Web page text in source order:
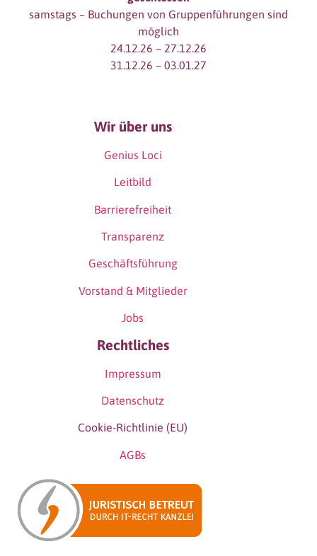
samstags – Buchungen von Gruppenführungen sind
möglich
24.12.26 – 27.12.26
31.12.26 – 03.01.27
Wir über uns
Genius Loci
Leitbild
Barrierefreiheit
Transparenz
Geschäftsführung
Vorstand & Mitglieder
Jobs
Rechtliches
Impressum
Datenschutz
Cookie-Richtlinie (EU)
AGBs